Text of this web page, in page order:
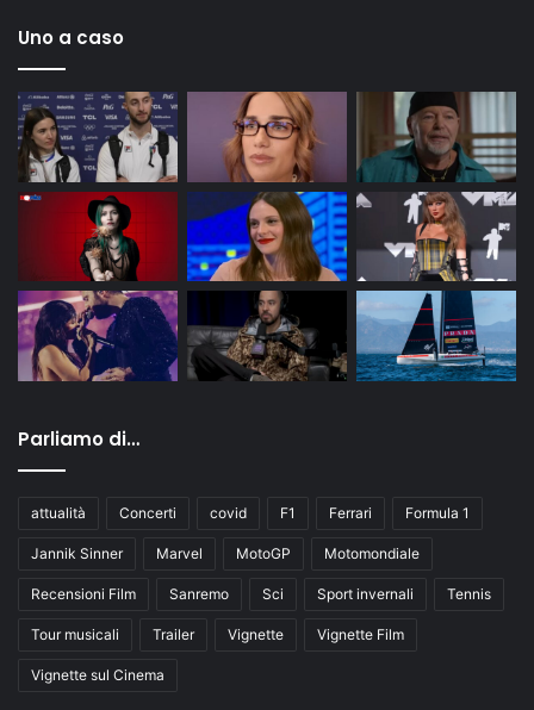
Uno a caso
Parliamo di…
attualità Concerti covid F1 Ferrari Formula 1
Jannik Sinner Marvel MotoGP Motomondiale
Recensioni Film Sanremo Sci Sport invernali Tennis
Tour musicali Trailer Vignette Vignette Film
Vignette sul Cinema